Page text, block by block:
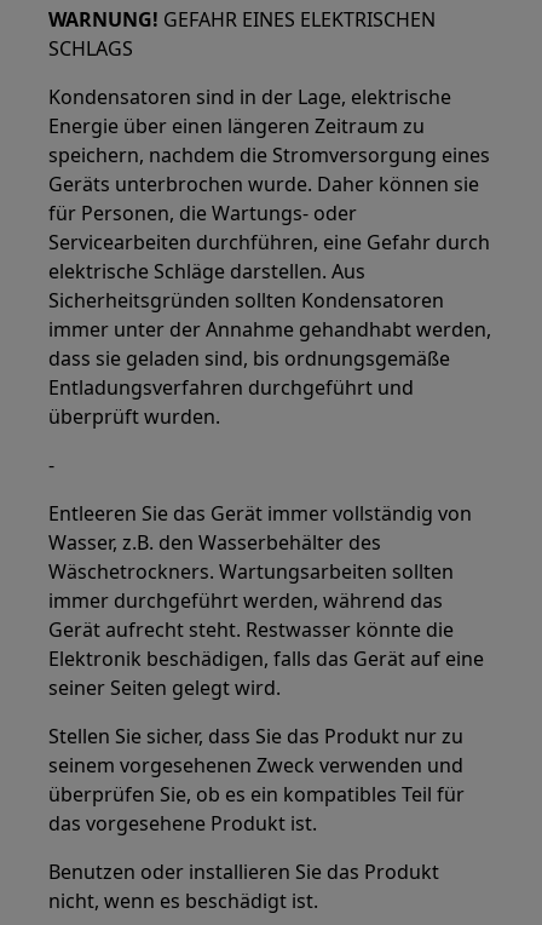
WARNUNG! GEFAHR EINES ELEKTRISCHEN
SCHLAGS
Kondensatoren sind in der Lage, elektrische
Energie über einen längeren Zeitraum zu
speichern, nachdem die Stromversorgung eines
Geräts unterbrochen wurde. Daher können sie
für Personen, die Wartungs- oder
Servicearbeiten durchführen, eine Gefahr durch
elektrische Schläge darstellen. Aus
Sicherheitsgründen sollten Kondensatoren
immer unter der Annahme gehandhabt werden,
dass sie geladen sind, bis ordnungsgemäße
Entladungsverfahren durchgeführt und
überprüft wurden.
-
Entleeren Sie das Gerät immer vollständig von
Wasser, z.B. den Wasserbehälter des
Wäschetrockners. Wartungsarbeiten sollten
immer durchgeführt werden, während das
Gerät aufrecht steht. Restwasser könnte die
Elektronik beschädigen, falls das Gerät auf eine
seiner Seiten gelegt wird.
Stellen Sie sicher, dass Sie das Produkt nur zu
seinem vorgesehenen Zweck verwenden und
überprüfen Sie, ob es ein kompatibles Teil für
das vorgesehene Produkt ist.
Benutzen oder installieren Sie das Produkt
nicht, wenn es beschädigt ist.